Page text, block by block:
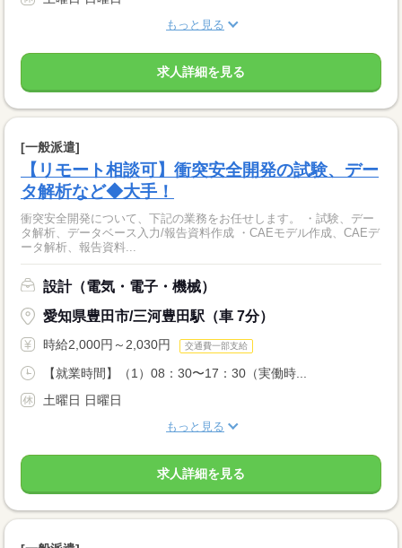
もっと見る
求人詳細を見る
[一般派遣]
【リモート相談可】衝突安全開発の試験、デー
タ解析など◆大手！
衝突安全開発について、下記の業務をお任せします。 ・試験、デー
タ解析、データベース入力/報告資料作成 ・CAEモデル作成、CAEデ
ータ解析、報告資料...
設計（電気・電子・機械）
愛知県豊田市/三河豊田駅（車 7分）
時給2,000円～2,030円 交通費一部支給
【就業時間】（1）08：30〜17：30（実働時...
土曜日 日曜日
もっと見る
求人詳細を見る